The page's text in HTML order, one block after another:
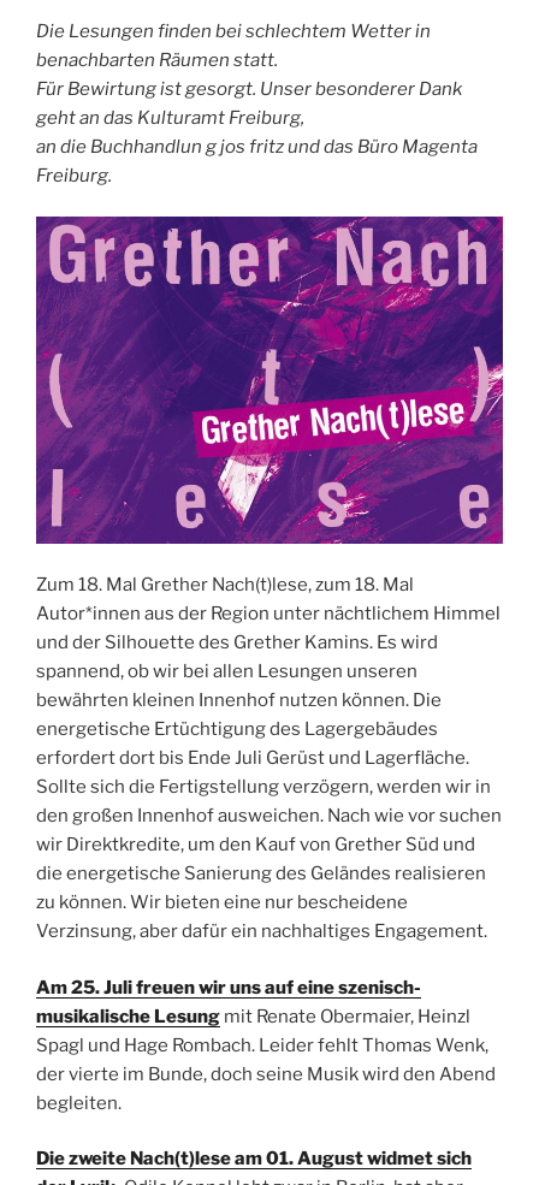
Die Lesungen finden bei schlechtem Wetter in
benachbarten Räumen statt.
Für Bewirtung ist gesorgt. Unser besonderer Dank
geht an das Kulturamt Freiburg,
an die Buchhandlun g jos fritz und das Büro Magenta
Freiburg.
Zum 18. Mal Grether Nach(t)lese, zum 18. Mal
Autor*innen aus der Region unter nächtlichem Himmel
und der Silhouette des Grether Kamins. Es wird
spannend, ob wir bei allen Lesungen unseren
bewährten kleinen Innenhof nutzen können. Die
energetische Ertüchtigung des Lagergebäudes
erfordert dort bis Ende Juli Gerüst und Lagerfläche.
Sollte sich die Fertigstellung verzögern, werden wir in
den großen Innenhof ausweichen. Nach wie vor suchen
wir Direktkredite, um den Kauf von Grether Süd und
die energetische Sanierung des Geländes realisieren
zu können. Wir bieten eine nur bescheidene
Verzinsung, aber dafür ein nachhaltiges Engagement.
Am 25. Juli freuen wir uns auf eine szenisch-
musikalische Lesung mit Renate Obermaier, Heinzl
Spagl und Hage Rombach. Leider fehlt Thomas Wenk,
der vierte im Bunde, doch seine Musik wird den Abend
begleiten.
Die zweite Nach(t)lese am 01. August widmet sich